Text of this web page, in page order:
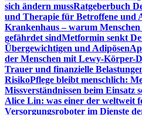
sich ändern mussRatgeberbuch
und Therapie für Betroffene und
Krankenhaus – warum Menschen
gefährdet sindMetformin senkt
Übergewichtigen und Adipösen
der Menschen mit Lewy-Körper-
Trauer und finanzielle
RisikoPflege bleibt menschlich:
Missverständnissen beim Einsatz
Alice Lin: was einer der weltweit
Versorgungsroboter im Dienste